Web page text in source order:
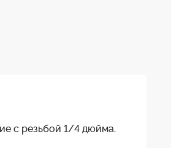
с резьбой 1/4 дюйма.